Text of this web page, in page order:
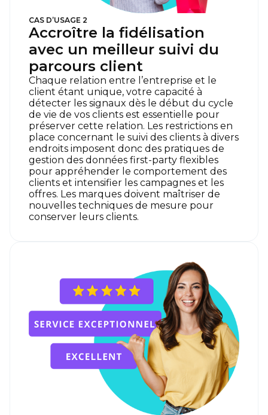
CAS D’USAGE 2
Accroître la fidélisation
avec un meilleur suivi du
parcours client
Chaque relation entre l’entreprise et le
client étant unique, votre capacité à
détecter les signaux dès le début du cycle
de vie de vos clients est essentielle pour
préserver cette relation. Les restrictions en
place concernant le suivi des clients à divers
endroits imposent donc des pratiques de
gestion des données first-party flexibles
pour appréhender le comportement des
clients et intensifier les campagnes et les
offres. Les marques doivent maîtriser de
nouvelles techniques de mesure pour
conserver leurs clients.